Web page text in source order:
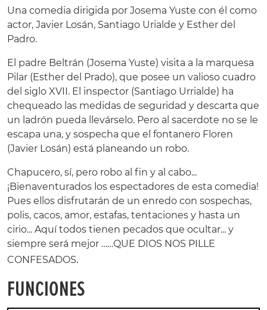
Una comedia dirigida por Josema Yuste con él como
actor, Javier Losán, Santiago Urialde y Esther del
Padro.
El padre Beltrán (Josema Yuste) visita a la marquesa
Pilar (Esther del Prado), que posee un valioso cuadro
del siglo XVII. El inspector (Santiago Urrialde) ha
chequeado las medidas de seguridad y descarta que
un ladrón pueda llevárselo. Pero al sacerdote no se le
escapa una, y sospecha que el fontanero Floren
(Javier Losán) está planeando un robo.
Chapucero, sí, pero robo al fin y al cabo...
¡Bienaventurados los espectadores de esta comedia!
Pues ellos disfrutarán de un enredo con sospechas,
polis, cacos, amor, estafas, tentaciones y hasta un
cirio... Aquí todos tienen pecados que ocultar... y
siempre será mejor ……QUE DIOS NOS PILLE
CONFESADOS.
FUNCIONES